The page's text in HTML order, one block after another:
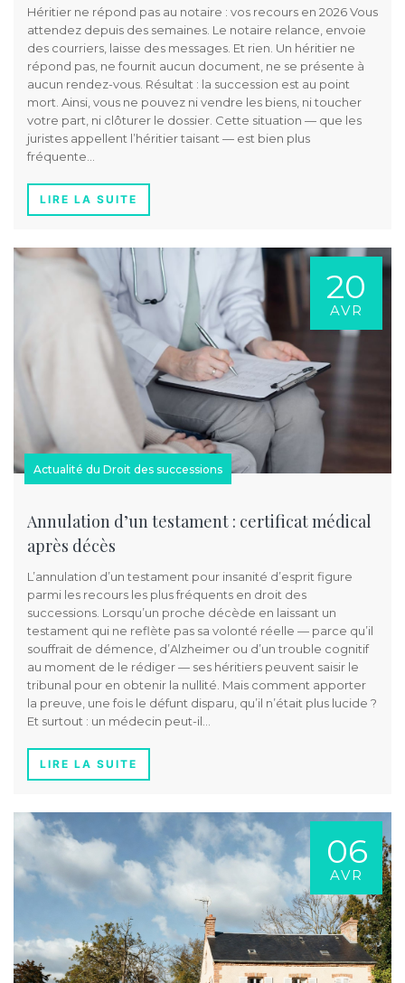
Héritier ne répond pas au notaire : vos recours en 2026 Vous
attendez depuis des semaines. Le notaire relance, envoie
des courriers, laisse des messages. Et rien. Un héritier ne
répond pas, ne fournit aucun document, ne se présente à
aucun rendez-vous. Résultat : la succession est au point
mort. Ainsi, vous ne pouvez ni vendre les biens, ni toucher
votre part, ni clôturer le dossier. Cette situation — que les
juristes appellent l’héritier taisant — est bien plus
fréquente…
LIRE LA SUITE
20
AVR
Actualité du Droit des successions
Annulation d’un testament : certificat médical
après décès
L’annulation d’un testament pour insanité d’esprit figure
parmi les recours les plus fréquents en droit des
successions. Lorsqu’un proche décède en laissant un
testament qui ne reflète pas sa volonté réelle — parce qu’il
souffrait de démence, d’Alzheimer ou d’un trouble cognitif
au moment de le rédiger — ses héritiers peuvent saisir le
tribunal pour en obtenir la nullité. Mais comment apporter
la preuve, une fois le défunt disparu, qu’il n’était plus lucide ?
Et surtout : un médecin peut-il…
LIRE LA SUITE
06
AVR